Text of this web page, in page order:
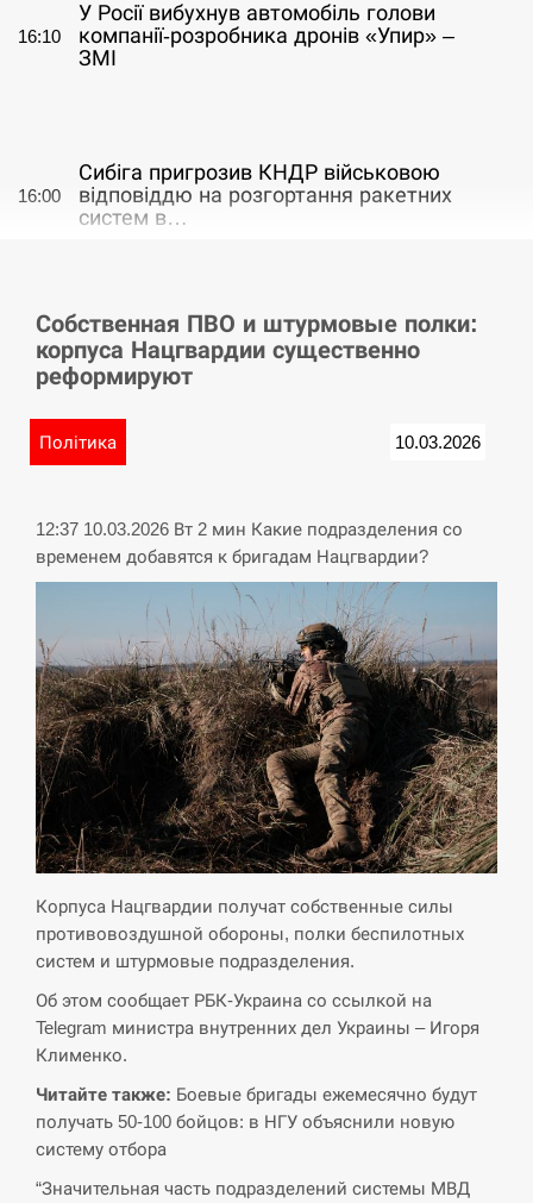
16:10
У Росії вибухнув автомобіль голови
компанії-розробника дронів «Упир» –
ЗМІ
16:00
Сибіга пригрозив КНДР військовою
відповіддю на розгортання ракетних
систем в…
15:53
Баллистическая атака РФ уничтожила
логистический комплекс PUMA
У Німеччині удар блискавки розділив
СЕРПЕНЬ
Пытки военнообязанного на
Закарпатье: работнику ТЦК грозит
тюрьма
СЕРПЕНЬ
15:10
Іспанія попросила партнерів не
критикувати Марокко через міграційну
кризу –…
СЕРПЕНЬ
15:00
РФ провела новий раунд таємних
зустрічей з Європою щодо війни…
СЕРПЕНЬ
14:53
Экс-послу в США Стефанишиной
вручили новое подозрение и избирают
меру…
СЕРПЕНЬ
Собственная ПВО и штурмовые полки:
корпуса Нацгвардии существенно
реформируют
Політика 10.03.2026
12:37 10.03.2026 Вт 2 мин Какие подразделения со
временем добавятся к бригадам Нацгвардии?
Корпуса Нацгвардии получат собственные силы
противовоздушной обороны, полки беспилотных
систем и штурмовые подразделения.
Об этом сообщает РБК-Украина со ссылкой на
Telegram министра внутренних дел Украины – Игоря
Клименко.
Читайте также: Боевые бригады ежемесячно будут
получать 50-100 бойцов: в НГУ объяснили новую
систему отбора
“Значительная часть подразделений системы МВД